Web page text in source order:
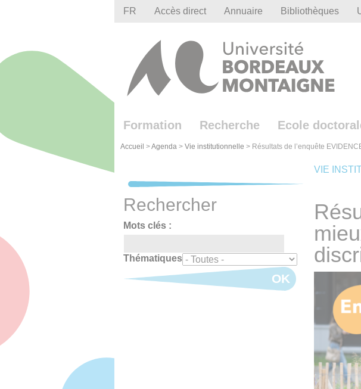
FR Accès direct Annuaire Bibliothèques
Formation Recherche Ecole
Accueil >Agenda > Vie institutionnelle > Résultats de l’enquête
VIE
Rechercher
Mots clés :
Thématiques
OK